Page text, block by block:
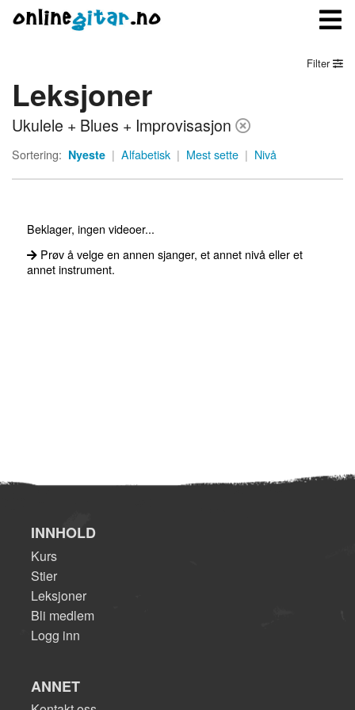
Meny
Logg inn
Filter
Leksjoner
Ukulele + Blues + Improvisasjon
Sortering: Nyeste | Alfabetisk | Mest sette | Nivå
Beklager, ingen videoer...
Prøv å velge en annen sjanger, et annet nivå eller et
annet instrument.
INNHOLD
Kurs
Stier
Leksjoner
Bli medlem
Logg inn
ANNET